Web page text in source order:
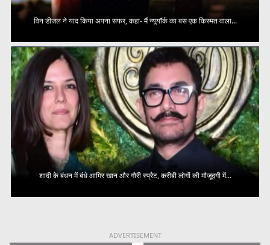
विन डीजल ने याद किया अपना सफर, कहा- मैं न्यूयॉर्क का बस एक किस्मत वाला...
शादी के बंधन में बंधे आमिर खान और गौरी स्प्रैट, करीबी लोगों की मौजूदगी में...
ADVERTISEMENT